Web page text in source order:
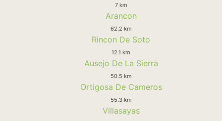
7 km
Arancon
62.2 km
Rincon De Soto
12.1 km
Ausejo De La Sierra
50.5 km
Ortigosa De Cameros
55.3 km
Villasayas